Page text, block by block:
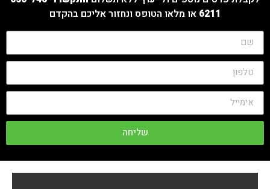
6211 או מלאו הטופס ונחזור אליכם בהקדם
שליחה